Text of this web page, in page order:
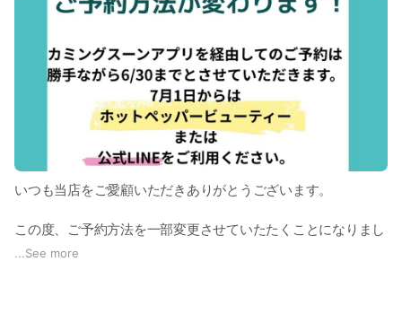
いつも当店をご愛顧いただきありがとうございます。
この度、ご予約方法を一部変更させていたたくことになりまし
た。
...See more